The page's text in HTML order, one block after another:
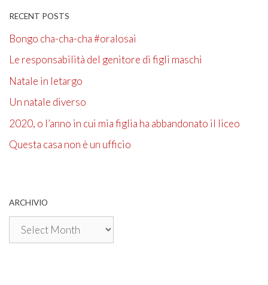
RECENT POSTS
Bongo cha-cha-cha #oralosai
Le responsabilità del genitore di figli maschi
Natale in letargo
Un natale diverso
2020, o l’anno in cui mia figlia ha abbandonato il liceo
Questa casa non è un ufficio
ARCHIVIO
Archivio